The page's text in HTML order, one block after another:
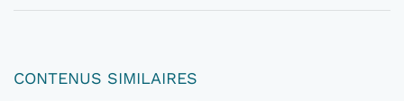
CONTENUS SIMILAIRES